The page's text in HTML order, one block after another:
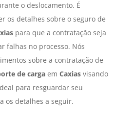
o deslocamento. É
os detalhes sobre o seguro de
para que a contratação seja
falhas no processo. Nós
sobre a contratação de
de cargaem Caxiasvisando
para resguardar seu
os detalhes a seguir.